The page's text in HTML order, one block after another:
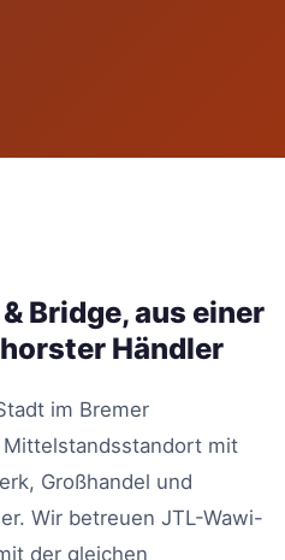
Bridge, aus einer
Händler
im Bremer
mit
Großhandel und
Wir betreuen JTL-Wawi-
der gleichen